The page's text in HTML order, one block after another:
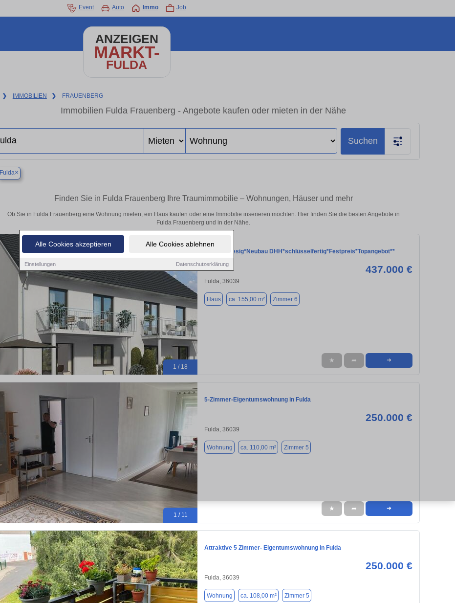
Alle Cookies akzeptieren Alle Cookies ablehnen
Einstellungen Datenschutzerklärung
Event Auto Immo Job
ANZEIGEN
MARKT-
FULDA
❯ IMMOBILIEN ❯ FRAUENBERG
Immobilien Fulda Frauenberg - Angebote kaufen oder mieten in der Nähe
Suchen
Fulda×
Finden Sie in Fulda Frauenberg Ihre Traumimmobilie – Wohnungen, Häuser und mehr
Ob Sie in Fulda Frauenberg eine Wohnung mieten, ein Haus kaufen oder eine Immobilie inserieren möchten: Hier finden Sie die besten Angebote in
Fulda Frauenberg und in der Nähe.
1 / 18
**Fulda-Niesig*Neubau DHH*schlüsselfertig*Festpreis*Topangebot**
437.000 €
Fulda, 36039
Haus ca. 155,00 m² Zimmer 6
★ ➦ ➜
1 / 11
5-Zimmer-Eigentumswohnung in Fulda
250.000 €
Fulda, 36039
Wohnung ca. 110,00 m² Zimmer 5
★ ➦ ➜
Attraktive 5 Zimmer- Eigentumswohnung in Fulda
250.000 €
Fulda, 36039
Wohnung ca. 108,00 m² Zimmer 5